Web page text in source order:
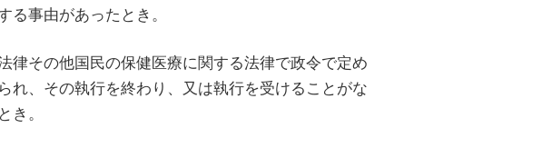
事由があったとき。
律その他国民の保健医療に関する法律で政令で定め
れ、その執行を終わり、又は執行を受けることがな
。